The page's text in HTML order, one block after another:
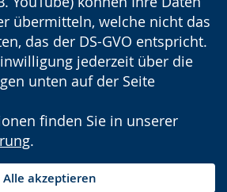
übermitteln, welche nicht das
das der DS-GVO entspricht.
jederzeit über die
unten auf der Seite
finden Sie in unserer
.
Alle akzeptieren